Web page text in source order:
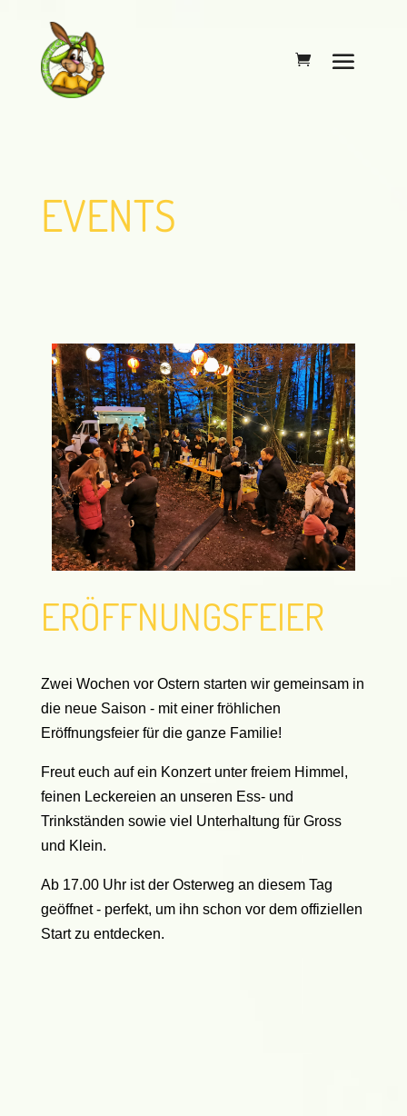
EVENTS
ERÖFFNUNGSFEIER
Zwei Wochen vor Ostern starten wir gemeinsam in
die neue Saison - mit einer fröhlichen
Eröffnungsfeier für die ganze Familie!
Freut euch auf ein Konzert unter freiem Himmel,
feinen Leckereien an unseren Ess- und
Trinkständen sowie viel Unterhaltung für Gross
und Klein.
Ab 17.00 Uhr ist der Osterweg an diesem Tag
geöffnet - perfekt, um ihn schon vor dem offiziellen
Start zu entdecken.